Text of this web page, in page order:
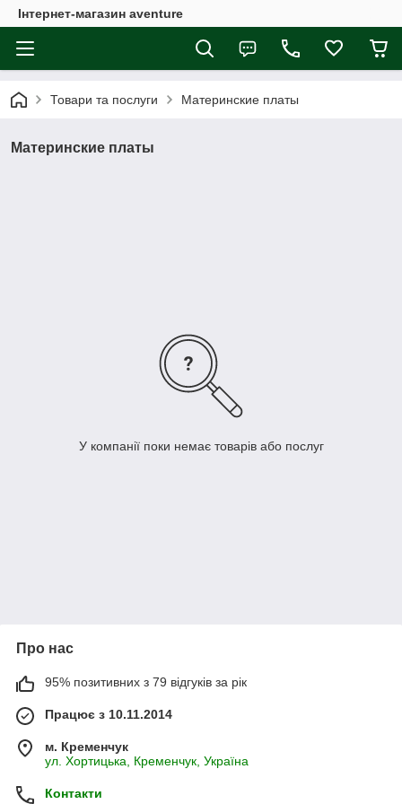
Інтернет-магазин aventure
Товари та послуги Материнские платы
Материнские платы
У компанії поки немає товарів або послуг
Про нас
95% позитивних з 79 відгуків за рік
Працює з 10.11.2014
м. Кременчук
ул. Хортицька, Кременчук, Україна
Контакти